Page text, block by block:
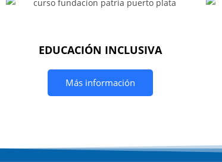
EDUCACIÓN INCLUSIVA
Más información